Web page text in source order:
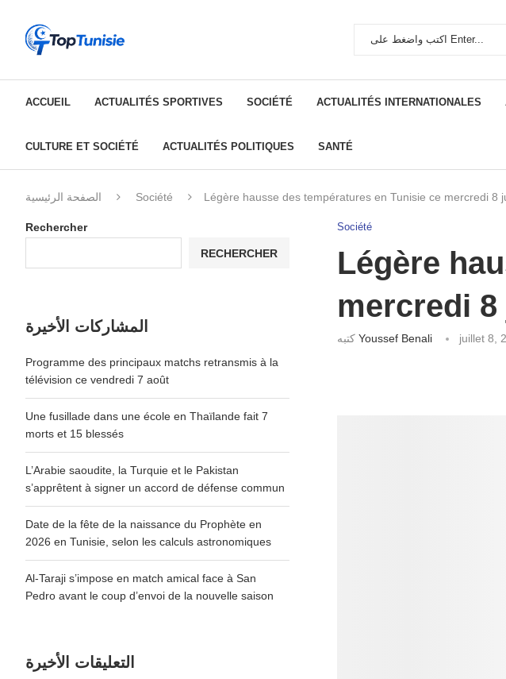
ACCUEIL ACTUALITÉS SPORTIVES SOCIÉTÉ ACTUALITÉS INTERNATIONALES
CULTURE ET SOCIÉTÉ ACTUALITÉS POLITIQUES SANTÉ
الصفحة الرئيسية Société Légère hausse des températures en Tunisie ce mercredi 8
Société
Légère
mercredi
كتبه Youssef Benali juillet 8,
Rechercher
RECHERCHER
المشاركات الأخيرة
Programme des principaux matchs retransmis à la
télévision ce vendredi 7 août
Une fusillade dans une école en Thaïlande fait 7
morts et 15 blessés
L’Arabie saoudite, la Turquie et le Pakistan
s’apprêtent à signer un accord de défense commun
Date de la fête de la naissance du Prophète en
2026 en Tunisie, selon les calculs astronomiques
Al-Taraji s’impose en match amical face à San
Pedro avant le coup d’envoi de la nouvelle saison
التعليقات الأخيرة